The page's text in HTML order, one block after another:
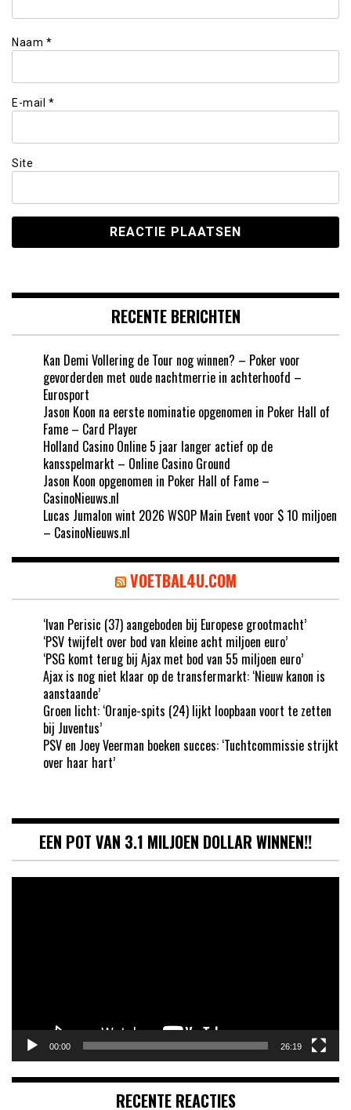
Naam *
E-mail *
Site
RECENTE BERICHTEN
Kan Demi Vollering de Tour nog winnen? – Poker voor
gevorderden met oude nachtmerrie in achterhoofd –
Eurosport
Jason Koon na eerste nominatie opgenomen in Poker Hall of
Fame – Card Player
Holland Casino Online 5 jaar langer actief op de
kansspelmarkt – Online Casino Ground
Jason Koon opgenomen in Poker Hall of Fame –
CasinoNieuws.nl
Lucas Jumalon wint 2026 WSOP Main Event voor $ 10 miljoen
– CasinoNieuws.nl
VOETBAL4U.COM
‘Ivan Perisic (37) aangeboden bij Europese grootmacht’
‘PSV twijfelt over bod van kleine acht miljoen euro’
‘PSG komt terug bij Ajax met bod van 55 miljoen euro’
Ajax is nog niet klaar op de transfermarkt: ‘Nieuw kanon is
aanstaande’
Groen licht: ‘Oranje-spits (24) lijkt loopbaan voort te zetten
bij Juventus’
PSV en Joey Veerman boeken succes: ‘Tuchtcommissie strijkt
over haar hart’
EEN POT VAN 3.1 MILJOEN DOLLAR WINNEN!!
00:00 26:19
RECENTE REACTIES